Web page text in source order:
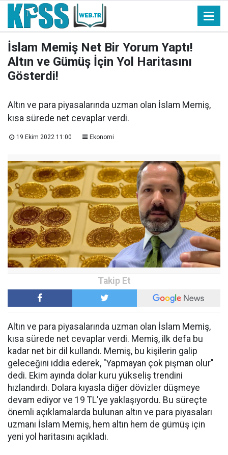
İslam Memiş Net Bir Yorum Yaptı!
Altın ve Gümüş İçin Yol Haritasını
Gösterdi!
Altın ve para piyasalarında uzman olan İslam Memiş,
kısa sürede net cevaplar verdi.
19 Ekim 2022 11:00 Ekonomi
Altın ve para piyasalarında uzman olan İslam Memiş,
kısa sürede net cevaplar verdi. Memiş, ilk defa bu
kadar net bir dil kullandı. Memiş, bu kişilerin galip
geleceğini iddia ederek, "Yapmayan çok pişman olur"
dedi. Ekim ayında dolar kuru yükseliş trendini
hızlandırdı. Dolara kıyasla diğer dövizler düşmeye
devam ediyor ve 19 TL'ye yaklaşıyordu. Bu süreçte
önemli açıklamalarda bulunan altın ve para piyasaları
uzmanı İslam Memiş, hem altın hem de gümüş için
yeni yol haritasını açıkladı.